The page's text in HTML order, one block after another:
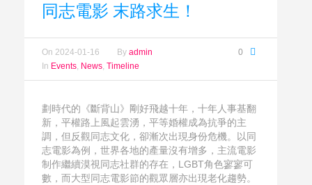
同志電影 末路求生！
0
On 2024-01-16 By admin
In Events News Timeline
劃時代的《斷背山》剛好飛越十年，十年人事基翻
新，平權路上風起雲湧，平等婚權成為抗爭的主
調，但反觀同志文化，卻漸次出現身份危機。以同
志電影為例，世界各地的產量沒有增多，主流電影
制作繼續漠視同志社群的存在，LGBT角色寥寥可
數，而大型同志電影節的觀眾層亦出現老化趨勢。